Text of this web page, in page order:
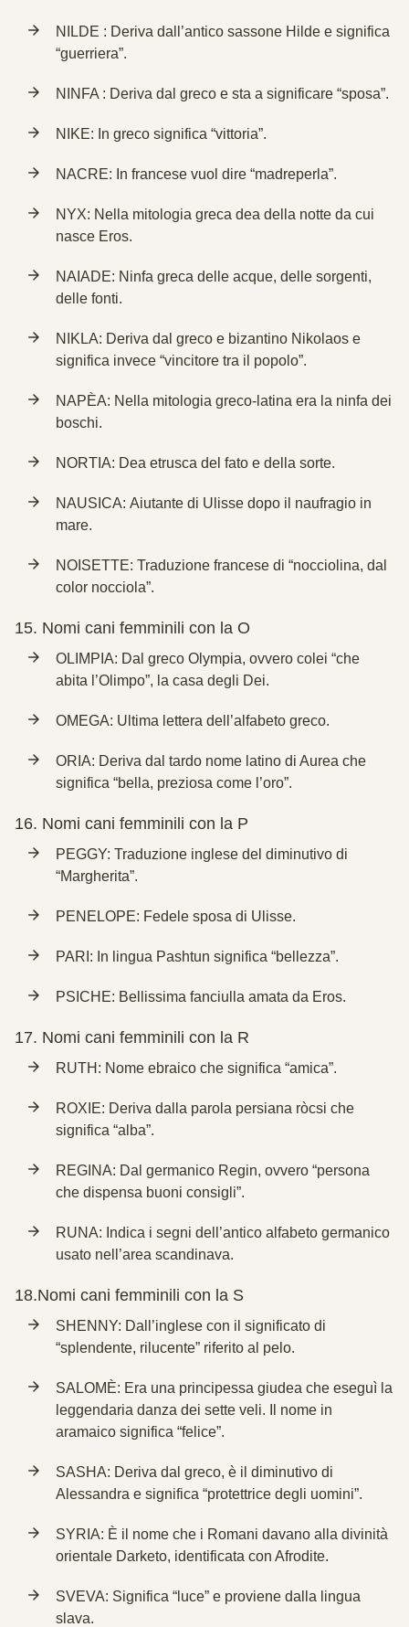
NILDE : Deriva dall’antico sassone Hilde e significa
“guerriera”.
NINFA : Deriva dal greco e sta a significare “sposa”.
NIKE: In greco significa “vittoria”.
NACRE: In francese vuol dire “madreperla”.
NYX: Nella mitologia greca dea della notte da cui
nasce Eros.
NAIADE: Ninfa greca delle acque, delle sorgenti,
delle fonti.
NIKLA: Deriva dal greco e bizantino Nikolaos e
significa invece “vincitore tra il popolo”.
NAPÈA: Nella mitologia greco-latina era la ninfa dei
boschi.
NORTIA: Dea etrusca del fato e della sorte.
NAUSICA: Aiutante di Ulisse dopo il naufragio in
mare.
NOISETTE: Traduzione francese di “nocciolina, dal
color nocciola”.
15. Nomi cani femminili con la O
OLIMPIA: Dal greco Olympia, ovvero colei “che
abita l’Olimpo”, la casa degli Dei.
OMEGA: Ultima lettera dell’alfabeto greco.
ORIA: Deriva dal tardo nome latino di Aurea che
significa “bella, preziosa come l’oro”.
16. Nomi cani femminili con la P
PEGGY: Traduzione inglese del diminutivo di
“Margherita”.
PENELOPE: Fedele sposa di Ulisse.
PARI: In lingua Pashtun significa “bellezza”.
PSICHE: Bellissima fanciulla amata da Eros.
17. Nomi cani femminili con la R
RUTH: Nome ebraico che significa “amica”.
ROXIE: Deriva dalla parola persiana ròcsi che
significa “alba”.
REGINA: Dal germanico Regin, ovvero “persona
che dispensa buoni consigli”.
RUNA: Indica i segni dell’antico alfabeto germanico
usato nell’area scandinava.
18.Nomi cani femminili con la S
SHENNY: Dall’inglese con il significato di
“splendente, rilucente” riferito al pelo.
SALOMÈ: Era una principessa giudea che eseguì la
leggendaria danza dei sette veli. Il nome in
aramaico significa “felice”.
SASHA: Deriva dal greco, è il diminutivo di
Alessandra e significa “protettrice degli uomini”.
SYRIA: È il nome che i Romani davano alla divinità
orientale Darketo, identificata con Afrodite.
SVEVA: Significa “luce” e proviene dalla lingua
slava.